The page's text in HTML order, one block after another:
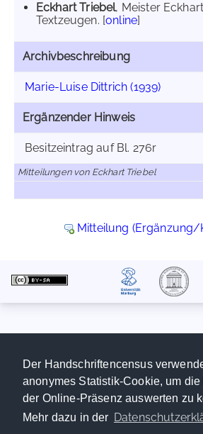
Der Handschriftencensus
anonymes Statistik-Cookie, um die
der Online-Präsenz auswerten zu
Mehr dazu in der
Eckhart Triebel, Meister
Textzeugen. [online]
Archivbeschreibung
Marie-Luise Dittrich (1939)
Ergänzender Hinweis
Besitzeintrag auf Bl. 276r
Mitteilungen von Eckhart Triebel
Mitteilung